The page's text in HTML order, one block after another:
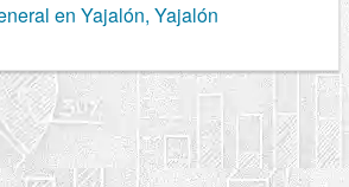
en Yajalón, Yajalón